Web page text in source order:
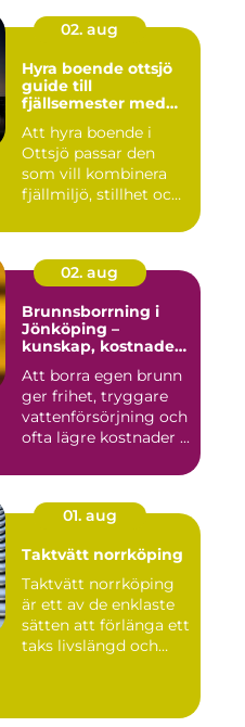
02. aug
Hyra boende ottsjö
guide till
fjällsemester med
Att hyra boende i
Ottsjö passar den
som vill kombinera
fjällmiljö, stillhet och
02. aug
Brunnsborrning i
Jönköping –
kunskap, kostnader
Att borra egen brunn
ger frihet, tryggare
vattenförsörjning och
ofta lägre kostnader ...
01. aug
Taktvätt norrköping
Taktvätt norrköping
är ett av de enklaste
sätten att förlänga ett
taks livslängd och